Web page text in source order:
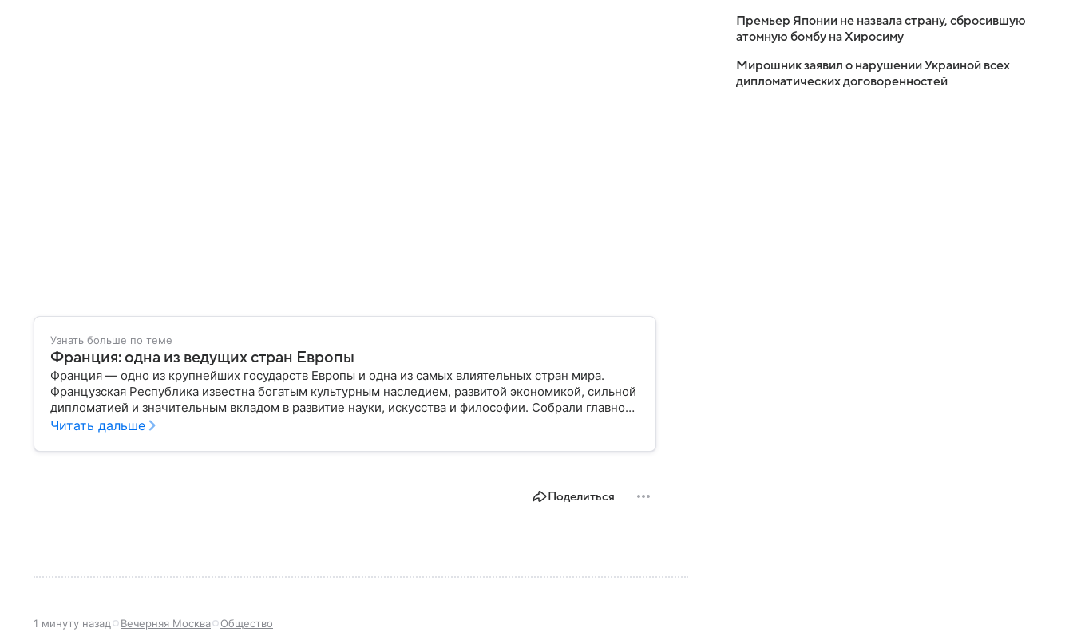
Узнать больше по теме
Франция: одна из ведущих стран Европы
Франция — одно из крупнейших государств Европы и одна из самых влиятельных стран мира.
Французская Республика известна богатым культурным наследием, развитой экономикой, сильной
дипломатией и значительным вкладом в развитие науки, искусства и философии. Собрали главное
о ней.
Читать дальше
Поделиться
1 минуту назад Вечерняя Москва Общество
Премьер Японии не назвала страну, сбросившую
атомную бомбу на Хиросиму
Мирошник заявил о нарушении Украиной всех
дипломатических договоренностей